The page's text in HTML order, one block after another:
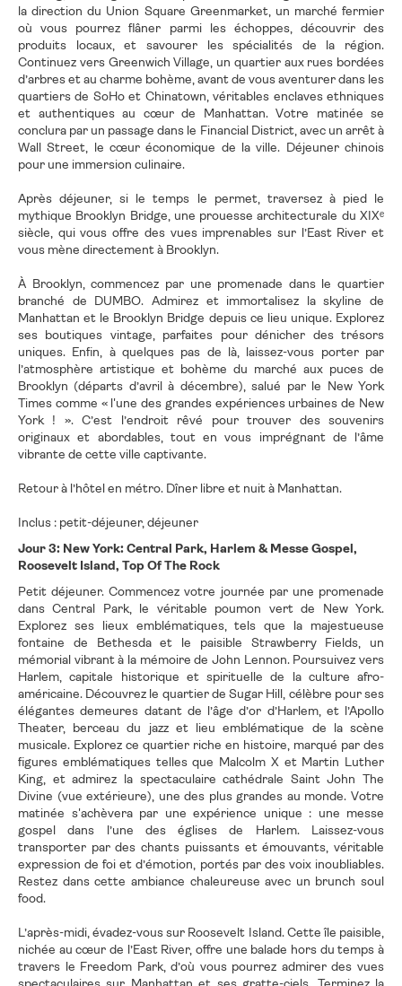
la direction du Union Square Greenmarket, un marché fermier
où vous pourrez flâner parmi les échoppes, découvrir des
produits locaux, et savourer les spécialités de la région.
Continuez vers Greenwich Village, un quartier aux rues bordées
d’arbres et au charme bohème, avant de vous aventurer dans les
quartiers de SoHo et Chinatown, véritables enclaves ethniques
et authentiques au cœur de Manhattan. Votre matinée se
conclura par un passage dans le Financial District, avec un arrêt à
Wall Street, le cœur économique de la ville. Déjeuner chinois
pour une immersion culinaire.
Après déjeuner, si le temps le permet, traversez à pied le
mythique Brooklyn Bridge, une prouesse architecturale du XIXᵉ
siècle, qui vous offre des vues imprenables sur l’East River et
vous mène directement à Brooklyn.
À Brooklyn, commencez par une promenade dans le quartier
branché de DUMBO. Admirez et immortalisez la skyline de
Manhattan et le Brooklyn Bridge depuis ce lieu unique. Explorez
ses boutiques vintage, parfaites pour dénicher des trésors
uniques. Enfin, à quelques pas de là, laissez-vous porter par
l’atmosphère artistique et bohème du marché aux puces de
Brooklyn (départs d’avril à décembre), salué par le New York
Times comme « l'une des grandes expériences urbaines de New
York ! ». C’est l’endroit rêvé pour trouver des souvenirs
originaux et abordables, tout en vous imprégnant de l’âme
vibrante de cette ville captivante.
Retour à l’hôtel en métro. Dîner libre et nuit à Manhattan.
Inclus : petit-déjeuner, déjeuner
Jour 3: New York: Central Park, Harlem & Messe Gospel,
Roosevelt Island, Top Of The Rock
Petit déjeuner. Commencez votre journée par une promenade
dans Central Park, le véritable poumon vert de New York.
Explorez ses lieux emblématiques, tels que la majestueuse
fontaine de Bethesda et le paisible Strawberry Fields, un
mémorial vibrant à la mémoire de John Lennon. Poursuivez vers
Harlem, capitale historique et spirituelle de la culture afro-
américaine. Découvrez le quartier de Sugar Hill, célèbre pour ses
élégantes demeures datant de l’âge d’or d’Harlem, et l’Apollo
Theater, berceau du jazz et lieu emblématique de la scène
musicale. Explorez ce quartier riche en histoire, marqué par des
figures emblématiques telles que Malcolm X et Martin Luther
King, et admirez la spectaculaire cathédrale Saint John The
Divine (vue extérieure), une des plus grandes au monde. Votre
matinée s'achèvera par une expérience unique : une messe
gospel dans l’une des églises de Harlem. Laissez-vous
transporter par des chants puissants et émouvants, véritable
expression de foi et d’émotion, portés par des voix inoubliables.
Restez dans cette ambiance chaleureuse avec un brunch soul
food.
L’après-midi, évadez-vous sur Roosevelt Island. Cette île paisible,
nichée au cœur de l’East River, offre une balade hors du temps à
travers le Freedom Park, d’où vous pourrez admirer des vues